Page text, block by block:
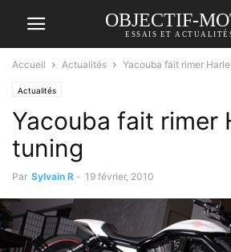
OBJECTIF-
ESSAIS ET
Accueil Actualités Yacouba fait rimer
Actualités
Yacouba fait rimer
tuning
Par Sylvain R - 19 février, 2010